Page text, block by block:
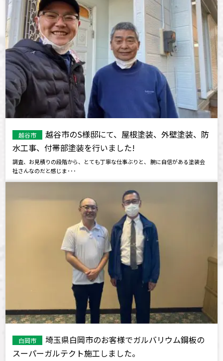
越谷市
越谷市のS様邸にて、屋根塗装、外壁塗装、防
水工事、付帯部塗装を行いました!
調査、お見積りの段階から、とても丁寧な仕事ぶりと、 腕に自信がある塗装会
社さんなのだと感じま･･･
白岡市
埼玉県白岡市のお客様でガルバリウム鋼板の
スーパーガルテクト施工しました。